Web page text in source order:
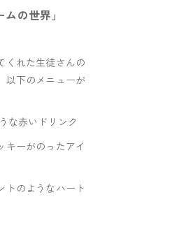
の世界」
くれた生徒さんの
以下のメニューが
な赤いドリンク
キーがのったアイ
トのようなハート